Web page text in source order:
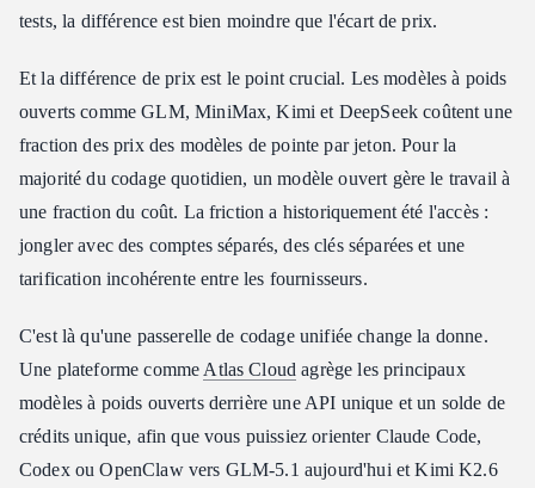
tests, la différence est bien moindre que l'écart de prix.
Et la différence de prix est le point crucial. Les modèles à poids
ouverts comme GLM, MiniMax, Kimi et DeepSeek coûtent une
fraction des prix des modèles de pointe par jeton. Pour la
majorité du codage quotidien, un modèle ouvert gère le travail à
une fraction du coût. La friction a historiquement été l'accès :
jongler avec des comptes séparés, des clés séparées et une
tarification incohérente entre les fournisseurs.
C'est là qu'une passerelle de codage unifiée change la donne.
Une plateforme comme Atlas Cloud agrège les principaux
modèles à poids ouverts derrière une API unique et un solde de
crédits unique, afin que vous puissiez orienter Claude Code,
Codex ou OpenClaw vers GLM-5.1 aujourd'hui et Kimi K2.6